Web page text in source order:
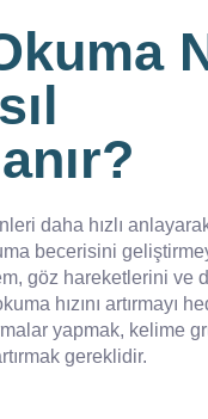
daha hızlı
becerisini
göz hareketlerini ve
hızını artırmayı
yapmak, kelime
gereklidir.